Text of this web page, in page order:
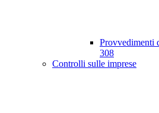
Provvedimenti
308
Controlli sulle imprese